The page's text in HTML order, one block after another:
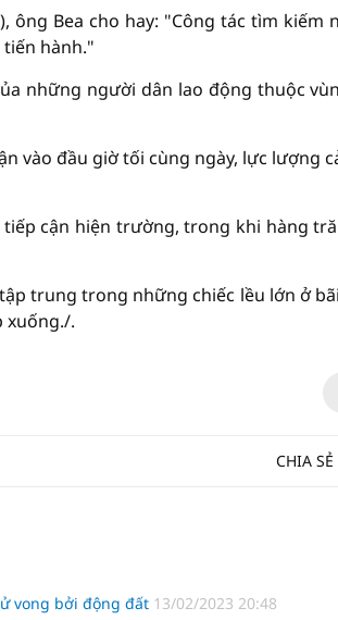
ông Bea cho hay: "Công tác tìm
hành."
những người dân lao động thuộc
vào đầu giờ tối cùng ngày, lực lượng
cận hiện trường, trong khi hàng
trung trong những chiếc lều lớn ở
xuống./.
CHIA SẺ
vong bởi động đất 13/02/2023 20:48